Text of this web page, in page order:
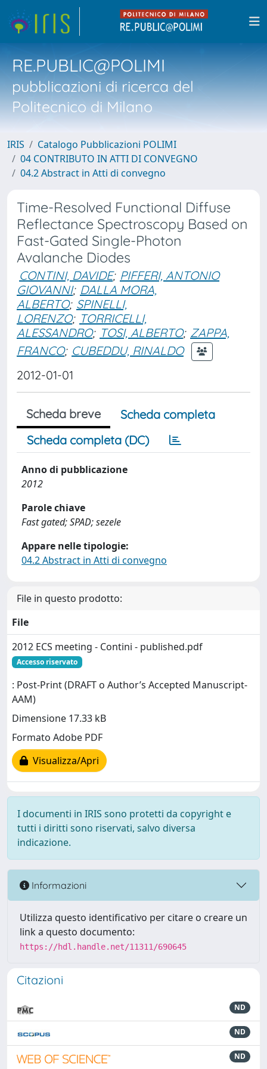
RE.PUBLIC@POLIMI
pubblicazioni di ricerca del
Politecnico di Milano
IRIS
Catalogo Pubblicazioni POLIMI
04 CONTRIBUTO IN ATTI DI CONVEGNO
04.2 Abstract in Atti di convegno
Time-Resolved Functional Diffuse
Reflectance Spectroscopy Based on
Fast-Gated Single-Photon
Avalanche Diodes
CONTINI, DAVIDE; PIFFERI, ANTONIO
GIOVANNI; DALLA MORA,
ALBERTO; SPINELLI,
LORENZO; TORRICELLI,
ALESSANDRO; TOSI, ALBERTO; ZAPPA,
FRANCO; CUBEDDU, RINALDO
2012-01-01
Scheda breve
Scheda completa
Scheda completa (DC)
Anno di pubblicazione
2012
Parole chiave
Fast gated; SPAD; sezele
Appare nelle tipologie:
04.2 Abstract in Atti di convegno
File in questo prodotto:
File
2012 ECS meeting - Contini - published.pdf
Accesso riservato
: Post-Print (DRAFT o Author’s Accepted Manuscript-
AAM)
Dimensione 17.33 kB
Formato Adobe PDF
Visualizza/Apri
I documenti in IRIS sono protetti da copyright e
tutti i diritti sono riservati, salvo diversa
indicazione.
Informazioni
Utilizza questo identificativo per citare o creare un
link a questo documento:
https://hdl.handle.net/11311/690645
Citazioni
ND
ND
ND